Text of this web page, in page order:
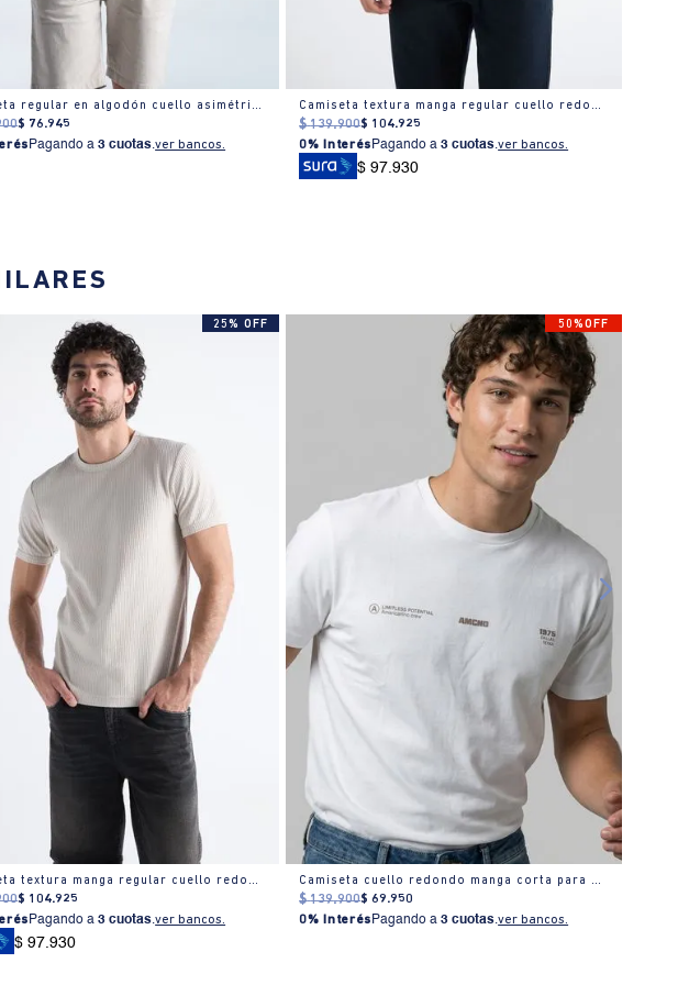
Camiseta regular en algodón cuello asimétrico
$ 76.945
Pagando a3 cuotas.ver bancos.
Camiseta textura manga regular cuello redondo para hombre
$ 139.900$ 104.925
0% Interés Pagando a3 cuotas.ver bancos.
$ 97.930
25% OFF
Camiseta textura manga regular cuello redondo para hombre
$ 104.925
Pagando a3 cuotas.ver bancos.
$ 97.930
50%OFF
Camiseta cuello redondo manga corta para hombre
$ 139.900$ 69.950
0% Interés Pagando a3 cuotas.ver bancos.